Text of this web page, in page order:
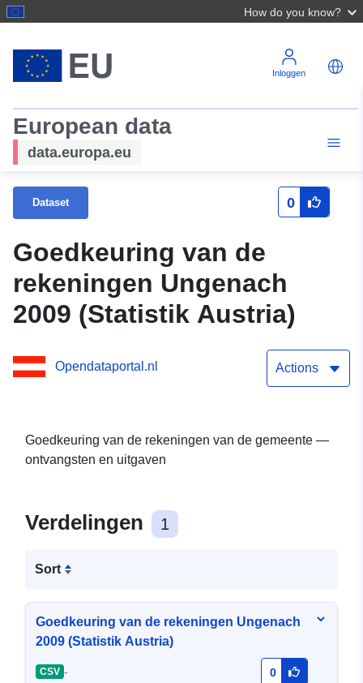
How do you know?
Inloggen
European data
data.europa.eu
Dataset 0
Goedkeuring van de
rekeningen Ungenach
2009 (Statistik Austria)
Opendataportal.nl Actions
Goedkeuring van de rekeningen van de gemeente —
ontvangsten en uitgaven
Verdelingen 1
Sort
Goedkeuring van de rekeningen Ungenach
2009 (Statistik Austria)
CSV - 0